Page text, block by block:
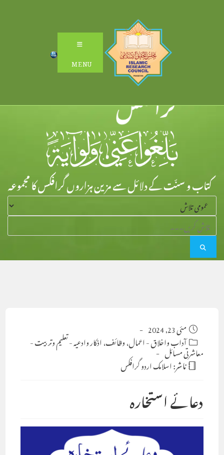
MENU
Post
published:
مئی 23, 2024
Post
category:
آداب واخلاق-اعمال، وظائف، اذکار وادعیہ-تعلیم وتربیت-
معاشرتی مسائل
ناشر:اسلامک اردو گرافکس
دعائے استخارہ